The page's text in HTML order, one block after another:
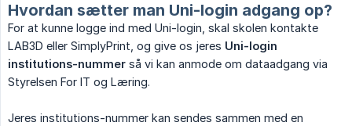
Hvordan sætter man Uni-login adgang op?
For at kunne logge ind med Uni-login, skal skolen kontakte
LAB3D eller SimplyPrint, og give os jeres Uni-login
institutions-nummer så vi kan anmode om dataadgang via
Styrelsen For IT og Læring.
Jeres institutions-nummer kan sendes sammen med en